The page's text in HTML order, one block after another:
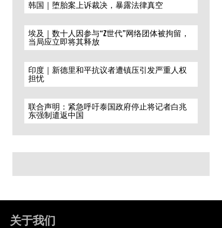
韩国｜堕胎案上诉裁决，暴露法律真空
埃及｜数十人因参与“Z世代”网络团体被拘留，
当局应立即将其释放
印度｜新德里和平抗议者遭镇压引发严重人权
担忧
联合声明：紧急呼吁泰国政府停止将记者白兆
东强制遣返中国
关于我们